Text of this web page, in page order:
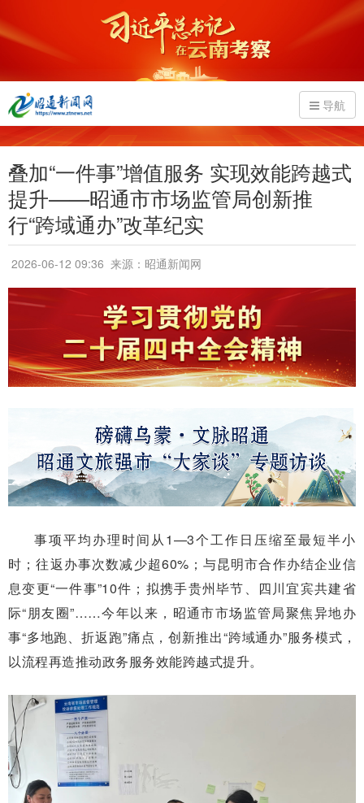
导航
叠加“一件事”增值服务 实现效能跨越式
提升——昭通市市场监管局创新推
行“跨域通办”改革纪实
2026-06-12 09:36 来源：昭通新闻网
事项平均办理时间从1—3个工作日压缩至最短半小
时；往返办事次数减少超60%；与昆明市合作办结企业信
息变更“一件事”10件；拟携手贵州毕节、四川宜宾共建省
际“朋友圈”……今年以来，昭通市市场监管局聚焦异地办
事“多地跑、折返跑”痛点，创新推出“跨域通办”服务模式，
以流程再造推动政务服务效能跨越式提升。